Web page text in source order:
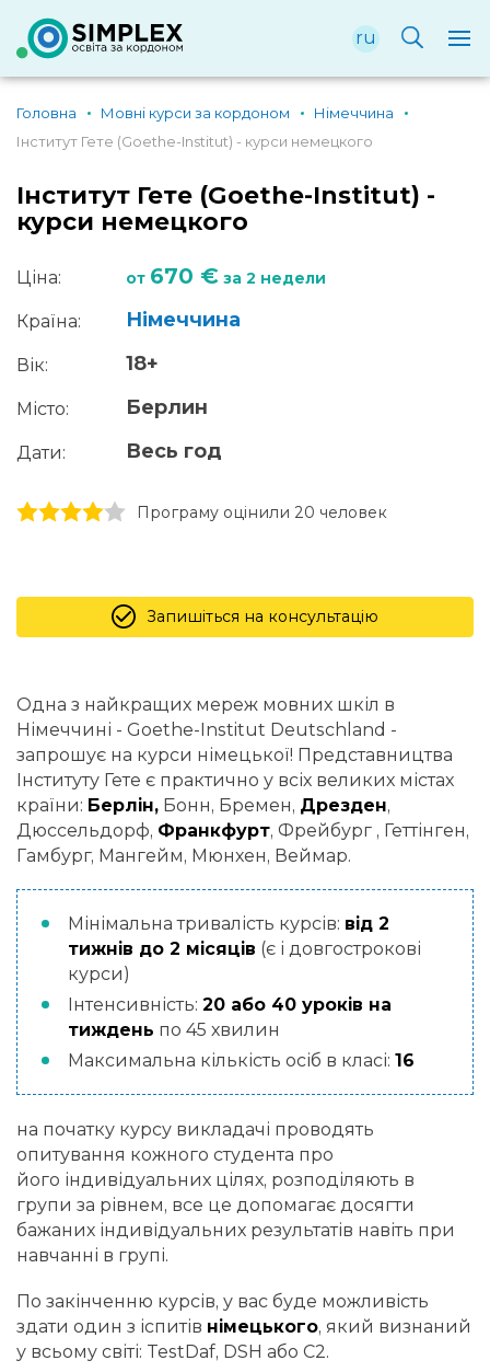
ru
Головна Мовні курси за кордоном
Німеччина
Інститут Гете (Goethe-Institut) - курси немецкого
Інститут Гете (Goethe-Institut) -
курси немецкого
Ціна: от 670 € за 2 недели
Країна: Німеччина
Вік: 18+
Місто: Берлин
Дати: Весь год
5 stars
4 stars
3 stars
2 stars
1 stars Програму оцінили 20 человек
Запишіться на консультацію
Одна з найкращих мереж мовних шкіл в
Німеччині - Goethe-Institut Deutschland -
запрошує на курси німецької! Представництва
Інституту Гете є практично у всіх великих містах
країни: Берлін, Бонн, Бремен, Дрезден,
Дюссельдорф, Франкфурт, Фрейбург , Геттінген,
Гамбург, Мангейм, Мюнхен, Веймар.
Мінімальна тривалість курсів: від 2
тижнів до 2 місяців (є і довгострокові
курси)
Інтенсивність: 20 або 40 уроків на
тиждень по 45 хвилин
Максимальна кількість осіб в класі: 16
на початку курсу викладачі проводять
опитування кожного студента про
його індивідуальних цілях, розподіляють в
групи за рівнем, все це допомагає досягти
бажаних індивідуальних результатів навіть при
навчанні в групі.
По закінченню курсів, у вас буде можливість
здати один з іспитів німецького, який визнаний
у всьому світі: TestDaf, DSH або C2.